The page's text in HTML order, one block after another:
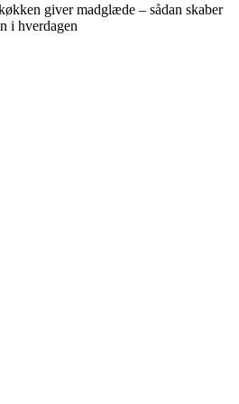
giver madglæde – sådan skaber
i hverdagen